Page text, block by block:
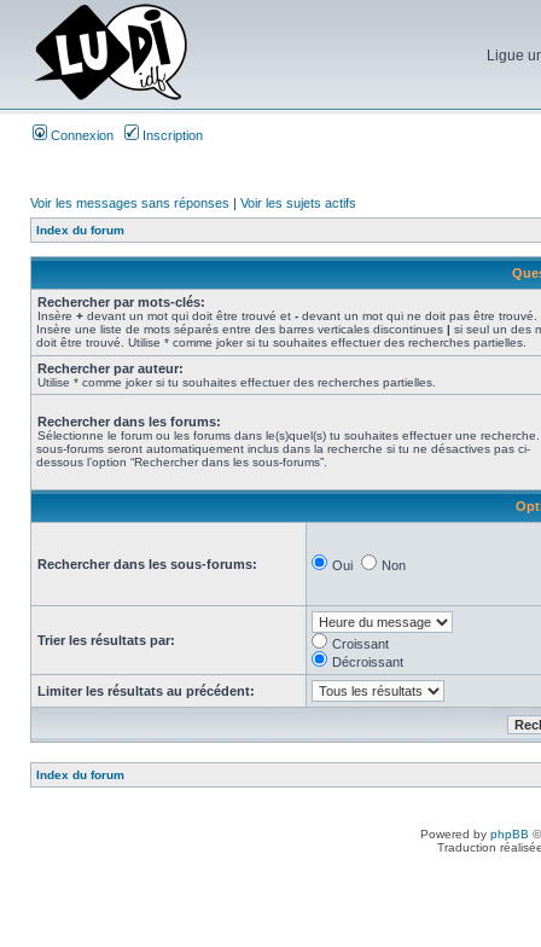
Ligue
Connexion Inscription
Voir les messages sans réponses | Voir les sujets actifs
Index du forum
Rechercher par mots-clés:
Insère + devant un mot qui doit être trouvé et - devant un mot qui ne doit pas être trouvé.
Insère une liste de mots séparés entre des barres verticales discontinues | si seul un des
doit être trouvé. Utilise * comme joker si tu souhaites effectuer des recherches partielles.
Rechercher par auteur:
Utilise * comme joker si tu souhaites effectuer des recherches partielles.
Rechercher dans les forums:
Sélectionne le forum ou les forums dans le(s)quel(s) tu souhaites effectuer une
sous-forums seront automatiquement inclus dans la recherche si tu ne désactives pas ci-
dessous l’option “Rechercher dans les sous-forums”.
Rechercher dans les sous-forums: Oui Non
Trier les résultats par:
Croissant
Décroissant
Limiter les résultats au précédent:
Index du forum
Powered by phpBB
Traduction